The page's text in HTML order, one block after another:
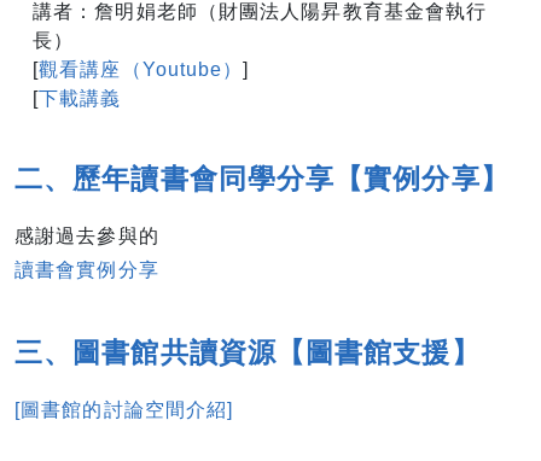
講者：詹明娟老師（財團法人陽昇教育基金會執行
長）
[觀看講座（Youtube）]
[下載講義
二、歷年讀書會同學分享【實例分享】
感謝過去參與的
讀書會實例分享
三、圖書館共讀資源【圖書館支援】
[圖書館的討論空間介紹]